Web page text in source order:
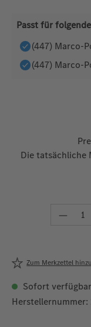
Passt für
(447) Marco-
(447) Marco-
Die tatsächliche
Zum Merkzettel
Sofort
Herstellernummer: